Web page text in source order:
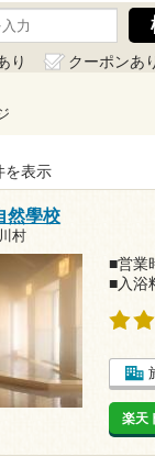
り クーポンあ
を表示
然學校
村
■営業
■入浴
楽天